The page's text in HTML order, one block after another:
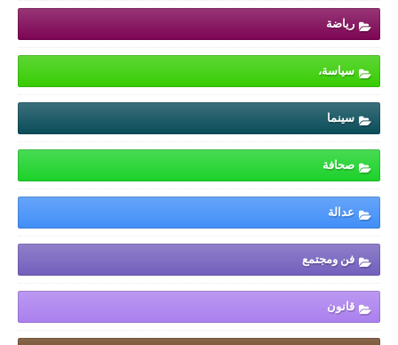
رياضة
سياسة،
سينما
صحافة
عدالة
فن ومجتمع
قانون